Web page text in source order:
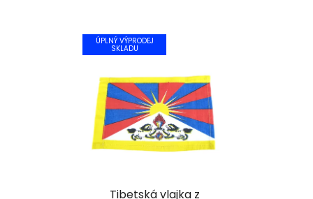
ÚPLNÝ VÝPRODEJ
SKLADU
Tibetská vlajka z